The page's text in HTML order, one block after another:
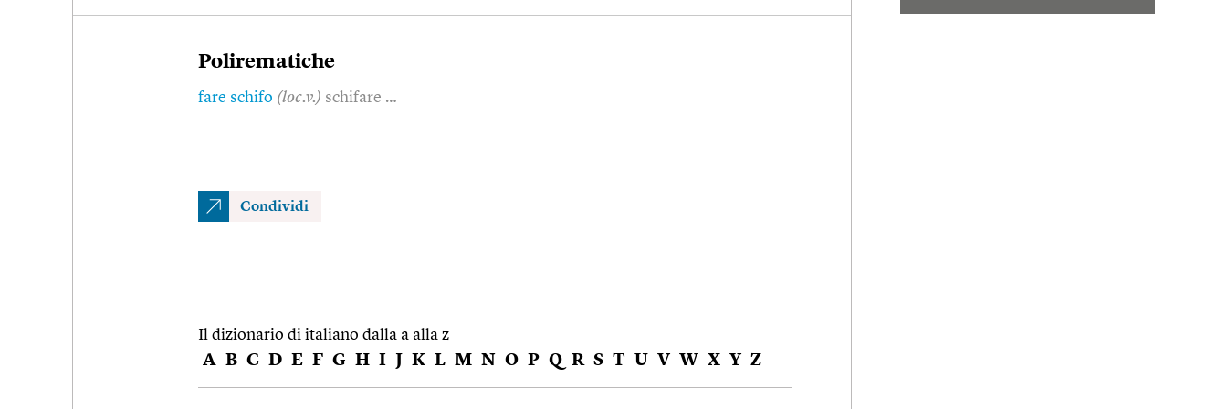
Polirematiche
fare schifo (loc.v.) schifare …
Condividi
Il dizionario di italiano dalla a alla z
A B C D E F G H I J K L M N O P Q R S T U V W X Y Z